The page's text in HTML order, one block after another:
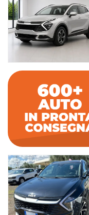
Romana Auto propone
e un'ampia scelta di
consegna rapida.
Concediti l'auto
migliori marchi
dall'esperienza del